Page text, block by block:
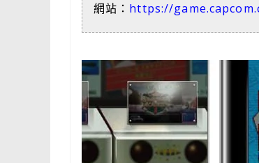
網站： https://